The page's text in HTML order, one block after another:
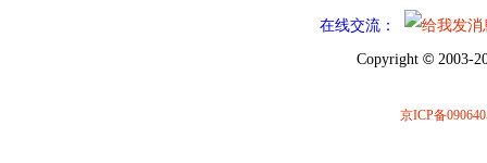
在线交流：
Copyright © 2003-
京ICP备